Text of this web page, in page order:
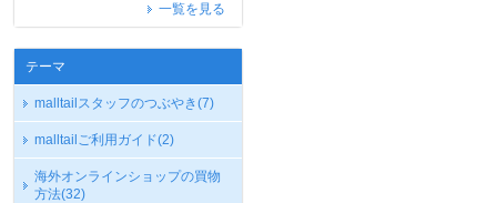
一覧を見る
テーマ
malltailスタッフのつぶやき(7)
malltailご利用ガイド(2)
海外オンラインショップの買物
方法(32)